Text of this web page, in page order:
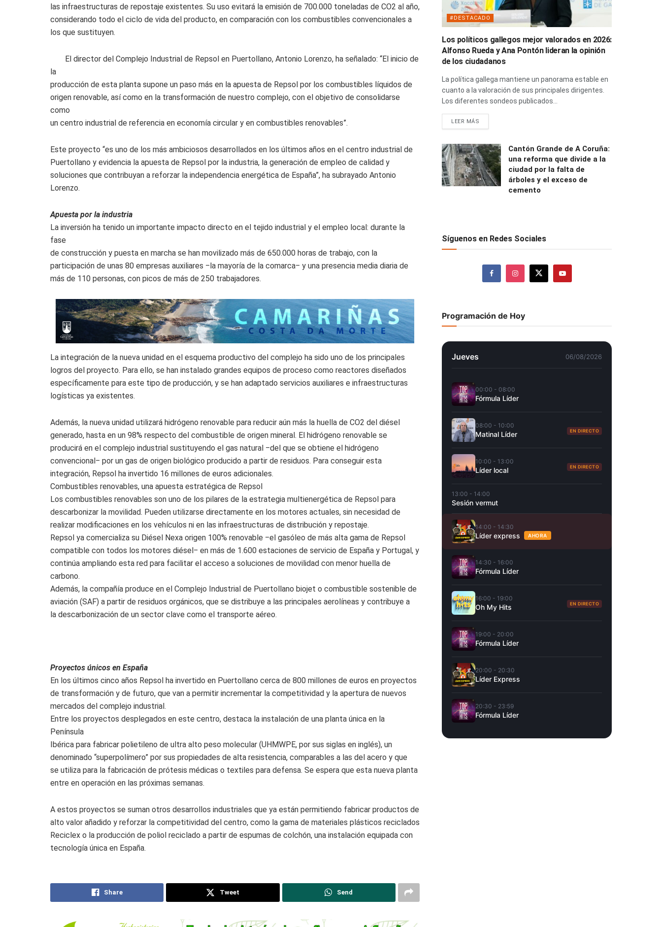
las infraestructuras de repostaje existentes. Su uso evitará la emisión de 700.000 toneladas de CO2 al año,
considerando todo el ciclo de vida del producto, en comparación con los combustibles convencionales a
los que sustituyen.
El director del Complejo Industrial de Repsol en Puertollano, Antonio Lorenzo, ha señalado: “El inicio de
la
producción de esta planta supone un paso más en la apuesta de Repsol por los combustibles líquidos de
origen renovable, así como en la transformación de nuestro complejo, con el objetivo de consolidarse
como
un centro industrial de referencia en economía circular y en combustibles renovables”.
Este proyecto “es uno de los más ambiciosos desarrollados en los últimos años en el centro industrial de
Puertollano y evidencia la apuesta de Repsol por la industria, la generación de empleo de calidad y
soluciones que contribuyan a reforzar la independencia energética de España”, ha subrayado Antonio
Lorenzo.
Apuesta por la industria
La inversión ha tenido un importante impacto directo en el tejido industrial y el empleo local: durante la
fase
de construcción y puesta en marcha se han movilizado más de 650.000 horas de trabajo, con la
participación de unas 80 empresas auxiliares ‒la mayoría de la comarca‒ y una presencia media diaria de
más de 110 personas, con picos de más de 250 trabajadores.
La integración de la nueva unidad en el esquema productivo del complejo ha sido uno de los principales
logros del proyecto. Para ello, se han instalado grandes equipos de proceso como reactores diseñados
específicamente para este tipo de producción, y se han adaptado servicios auxiliares e infraestructuras
logísticas ya existentes.
Además, la nueva unidad utilizará hidrógeno renovable para reducir aún más la huella de CO2 del diésel
generado, hasta en un 98% respecto del combustible de origen mineral. El hidrógeno renovable se
producirá en el complejo industrial sustituyendo el gas natural ‒del que se obtiene el hidrógeno
convencional‒ por un gas de origen biológico producido a partir de residuos. Para conseguir esta
integración, Repsol ha invertido 16 millones de euros adicionales.
Combustibles renovables, una apuesta estratégica de Repsol
Los combustibles renovables son uno de los pilares de la estrategia multienergética de Repsol para
descarbonizar la movilidad. Pueden utilizarse directamente en los motores actuales, sin necesidad de
realizar modificaciones en los vehículos ni en las infraestructuras de distribución y repostaje.
Repsol ya comercializa su Diésel Nexa origen 100% renovable ‒el gasóleo de más alta gama de Repsol
compatible con todos los motores diésel‒ en más de 1.600 estaciones de servicio de España y Portugal, y
continúa ampliando esta red para facilitar el acceso a soluciones de movilidad con menor huella de
carbono.
Además, la compañía produce en el Complejo Industrial de Puertollano biojet o combustible sostenible de
aviación (SAF) a partir de residuos orgánicos, que se distribuye a las principales aerolíneas y contribuye a
la descarbonización de un sector clave como el transporte aéreo.
Proyectos únicos en España
En los últimos cinco años Repsol ha invertido en Puertollano cerca de 800 millones de euros en proyectos
de transformación y de futuro, que van a permitir incrementar la competitividad y la apertura de nuevos
mercados del complejo industrial.
Entre los proyectos desplegados en este centro, destaca la instalación de una planta única en la
Península
Ibérica para fabricar polietileno de ultra alto peso molecular (UHMWPE, por sus siglas en inglés), un
denominado “superpolímero” por sus propiedades de alta resistencia, comparables a las del acero y que
se utiliza para la fabricación de prótesis médicas o textiles para defensa. Se espera que esta nueva planta
entre en operación en las próximas semanas.
A estos proyectos se suman otros desarrollos industriales que ya están permitiendo fabricar productos de
alto valor añadido y reforzar la competitividad del centro, como la gama de materiales plásticos reciclados
Reciclex o la producción de poliol reciclado a partir de espumas de colchón, una instalación equipada con
tecnología única en España.
Share Tweet Send
#DESTACADO
Los políticos gallegos mejor valorados en 2026:
Alfonso Rueda y Ana Pontón lideran la opinión
de los ciudadanos
La política gallega mantiene un panorama estable en
cuanto a la valoración de sus principales dirigentes.
Los diferentes sondeos publicados...
LEER MÁS
Cantón Grande de A Coruña:
una reforma que divide a la
ciudad por la falta de
árboles y el exceso de
cemento
Síguenos en Redes Sociales
Programación de Hoy
Jueves 06/08/2026
00:00 - 08:00
Fórmula Líder
08:00 - 10:00
Matinal Líder EN DIRECTO
10:00 - 13:00
Líder local EN DIRECTO
13:00 - 14:00
Sesión vermut
14:00 - 14:30
Líder express AHORA
14:30 - 16:00
Fórmula Líder
16:00 - 19:00
Oh My Hits EN DIRECTO
19:00 - 20:00
Fórmula Líder
20:00 - 20:30
Líder Express
20:30 - 23:59
Fórmula Líder